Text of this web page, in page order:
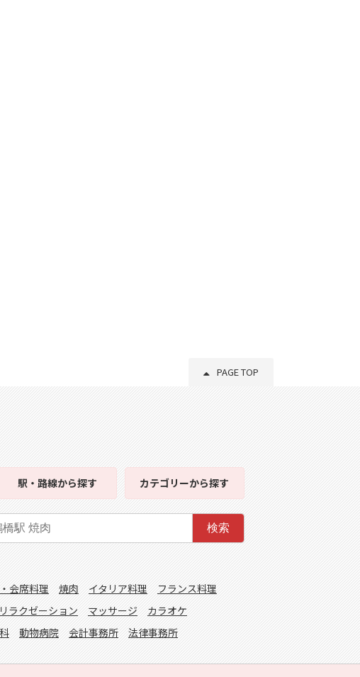
PAGE TOP
駅・路線から探す カテゴリーから探す
検索
会席料理 焼肉 イタリア料理
フランス料理
リラクゼーション マッサージ
カラオケ
動物病院 会計事務所 法律事務所